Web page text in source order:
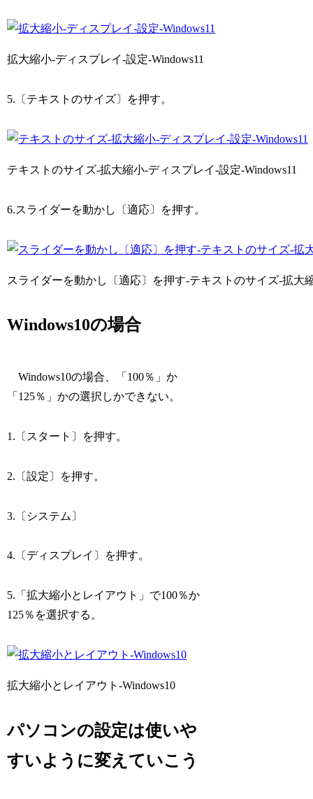
拡大縮小-ディスプレイ-設定-Windows11
5.〔テキストのサイズ〕を押す。
テキストのサイズ-拡大縮小-ディスプレイ-設定-Windows11
6.スライダーを動かし〔適応〕を押す。
スライダーを動かし〔適応〕を押す-テキストのサイズ-拡大
Windows10の場合
Windows10の場合、「100％」か
「125％」かの選択しかできない。
1.〔スタート〕を押す。
2.〔設定〕を押す。
3.〔システム〕
4.〔ディスプレイ〕を押す。
5.「拡大縮小とレイアウト」で100％か
125％を選択する。
拡大縮小とレイアウト-Windows10
パソコンの設定は使いや
すいように変えていこう